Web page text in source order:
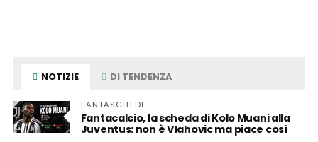
NOTIZIE DI TENDENZA
FANTASCHEDE
Fantacalcio, la scheda di Kolo Muani alla
Juventus: non è Vlahovic ma piace così